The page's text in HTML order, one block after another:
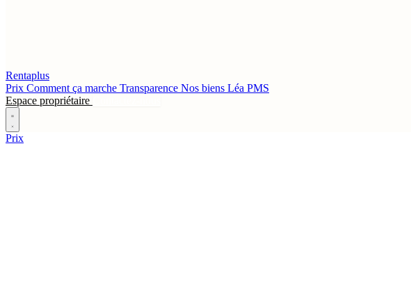
Rentaplus
Prix Comment ça marche Transparence Nos biens Léa PMS
Espace propriétaire
Prix